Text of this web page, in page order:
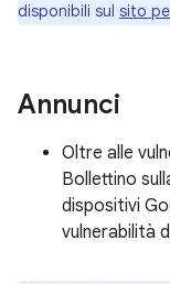
disponibili sul sito
Annunci
Oltre alle
Bollettino
dispositivi
vulnerabilità